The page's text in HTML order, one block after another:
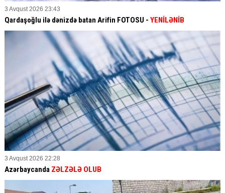
3 Avqust 2026 23:43
Qardaşoğlu ilə dənizdə batan Arifin FOTOSU - YENİLƏNİB
3 Avqust 2026 22:28
Azərbaycanda ZƏLZƏLƏ OLUB